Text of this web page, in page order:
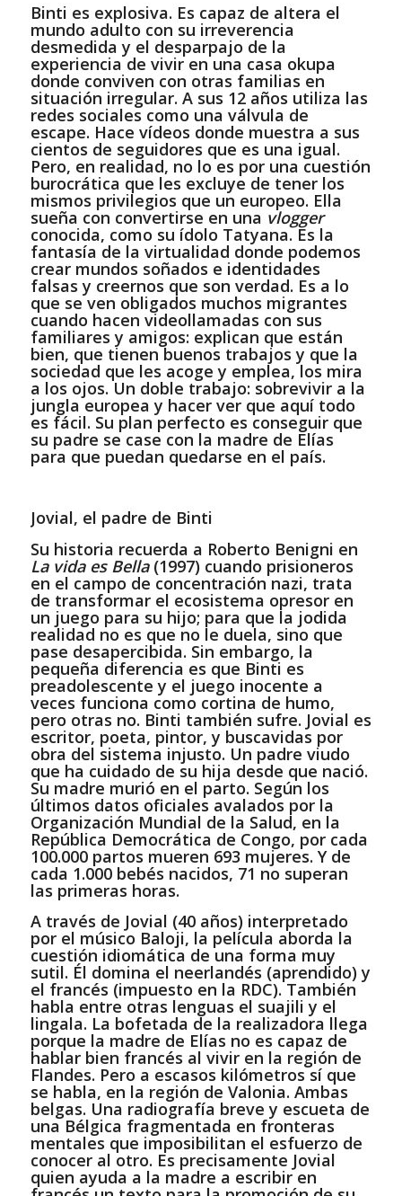
Binti es explosiva. Es capaz de altera el
mundo adulto con su irreverencia
desmedida y el desparpajo de la
experiencia de vivir en una casa okupa
donde conviven con otras familias en
situación irregular. A sus 12 años utiliza las
redes sociales como una válvula de
escape. Hace vídeos donde muestra a sus
cientos de seguidores que es una igual.
Pero, en realidad, no lo es por una cuestión
burocrática que les excluye de tener los
mismos privilegios que un europeo. Ella
sueña con convertirse en una vlogger
conocida, como su ídolo Tatyana. Es la
fantasía de la virtualidad donde podemos
crear mundos soñados e identidades
falsas y creernos que son verdad. Es a lo
que se ven obligados muchos migrantes
cuando hacen videollamadas con sus
familiares y amigos: explican que están
bien, que tienen buenos trabajos y que la
sociedad que les acoge y emplea, los mira
a los ojos. Un doble trabajo: sobrevivir a la
jungla europea y hacer ver que aquí todo
es fácil. Su plan perfecto es conseguir que
su padre se case con la madre de Elías
para que puedan quedarse en el país.
Jovial, el padre de Binti
Su historia recuerda a Roberto Benigni en
La vida es Bella(1997) cuando prisioneros
en el campo de concentración nazi, trata
de transformar el ecosistema opresor en
un juego para su hijo; para que la jodida
realidad no es que no le duela, sino que
pase desapercibida. Sin embargo, la
pequeña diferencia es que Binti es
preadolescente y el juego inocente a
veces funciona como cortina de humo,
pero otras no. Binti también sufre. Jovial es
escritor, poeta, pintor, y buscavidas por
obra del sistema injusto. Un padre viudo
que ha cuidado de su hija desde que nació.
Su madre murió en el parto. Según los
últimos datos oficiales avalados por la
Organización Mundial de la Salud, en la
República Democrática de Congo, por cada
100.000 partos mueren 693 mujeres. Y de
cada 1.000 bebés nacidos, 71 no superan
las primeras horas.
A través de Jovial (40 años) interpretado
por el músico Baloji, la película aborda la
cuestión idiomática de una forma muy
sutil. Él domina el neerlandés (aprendido) y
el francés (impuesto en la RDC). También
habla entre otras lenguas el suajili y el
lingala. La bofetada de la realizadora llega
porque la madre de Elías no es capaz de
hablar bien francés al vivir en la región de
Flandes. Pero a escasos kilómetros sí que
se habla, en la región de Valonia. Ambas
belgas. Una radiografía breve y escueta de
una Bélgica fragmentada en fronteras
mentales que imposibilitan el esfuerzo de
conocer al otro. Es precisamente Jovial
quien ayuda a la madre a escribir en